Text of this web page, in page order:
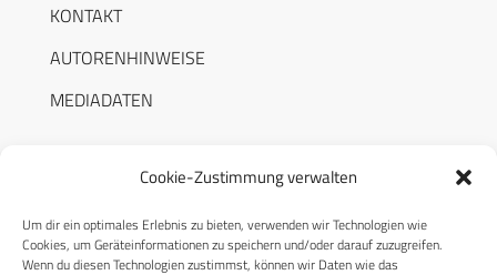
Cookie-Zustimmung verwalten
Um dir ein optimales Erlebnis zu bieten, verwenden wir Technologien wie
Cookies, um Geräteinformationen zu speichern und/oder darauf zuzugreifen.
Wenn du diesen Technologien zustimmst, können wir Daten wie das
KONTAKT
AUTORENHINWEISE
MEDIADATEN
RECHTLICHES